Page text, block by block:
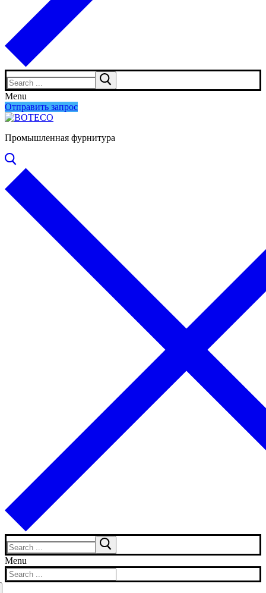
Search
for:
Menu
Отправить запрос
Промышленная фурнитура
Search
for:
Menu
Search
for: